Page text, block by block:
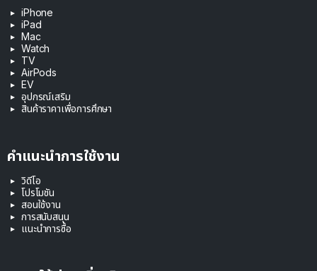
iPhone
iPad
Mac
Watch
TV
AirPods
EV
อุปกรณ์เสริม
สินค้าราคาเพื่อการศึกษา
คำแนะนำการใช้งาน
วิดีโอ
โปรโมชัน
สอนใช้งาน
การสนับสนุน
แนะนำการซื้อ